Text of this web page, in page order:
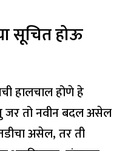
सूचित होऊ
हालचाल होणे हे
जर तो नवीन बदल असेल
​​असेल, तर ती